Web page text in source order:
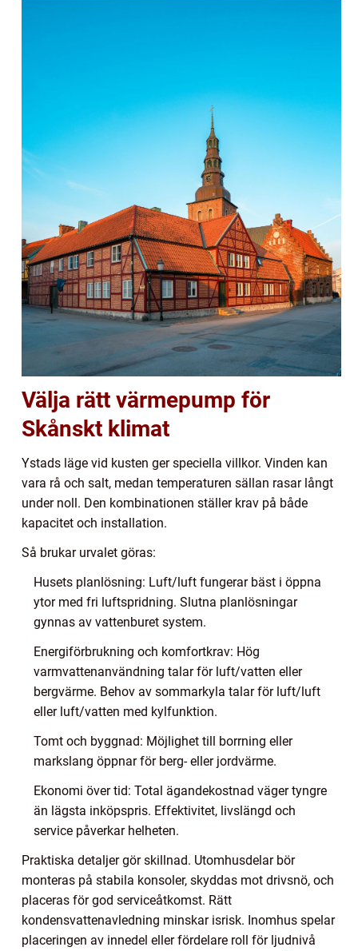
Välja rätt värmepump för
Skånskt klimat
Ystads läge vid kusten ger speciella villkor. Vinden kan
vara rå och salt, medan temperaturen sällan rasar långt
under noll. Den kombinationen ställer krav på både
kapacitet och installation.
Så brukar urvalet göras:
Husets planlösning: Luft/luft fungerar bäst i öppna
ytor med fri luftspridning. Slutna planlösningar
gynnas av vattenburet system.
Energiförbrukning och komfortkrav: Hög
varmvattenanvändning talar för luft/vatten eller
bergvärme. Behov av sommarkyla talar för luft/luft
eller luft/vatten med kylfunktion.
Tomt och byggnad: Möjlighet till borrning eller
markslang öppnar för berg- eller jordvärme.
Ekonomi över tid: Total ägandekostnad väger tyngre
än lägsta inköpspris. Effektivitet, livslängd och
service påverkar helheten.
Praktiska detaljer gör skillnad. Utomhusdelar bör
monteras på stabila konsoler, skyddas mot drivsnö, och
placeras för god serviceåtkomst. Rätt
kondensvattenavledning minskar isrisk. Inomhus spelar
placeringen av innedel eller fördelare roll för ljudnivå